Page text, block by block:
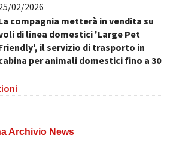
02/2026
compagnia metterà in vendita su
di linea domestici 'Large Pet
il servizio di trasporto in
per animali domestici fino a 30
Archivio News